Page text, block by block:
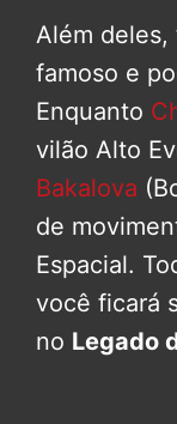
Além deles,
famoso e
Enquanto
vilão Alto
Bakalova
de
Espacial.
você ficará
no Legado